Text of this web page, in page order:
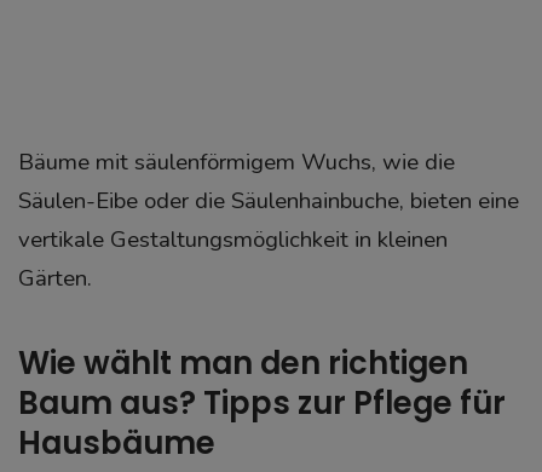
Bäume mit säulenförmigem Wuchs, wie die
Säulen-Eibe oder die Säulenhainbuche, bieten eine
vertikale Gestaltungsmöglichkeit in kleinen
Gärten.
Wie wählt man den richtigen
Baum aus? Tipps zur Pflege für
Hausbäume